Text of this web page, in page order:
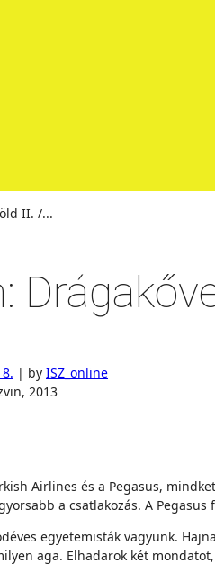
II. /...
| by ISZ_online
Airlines és a Pegasus,
a csatlakozás. A
egyetemisták vagyunk.
aga. Elhadarok két